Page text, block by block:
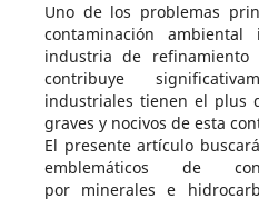
Uno de los problemas
contaminación
industria de
contribuye
industriales tienen el plus
graves y nocivos de esta
El presente artículo
emblemáticos de
por minerales e